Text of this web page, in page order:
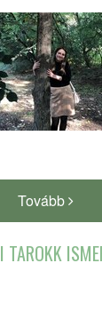
Tovább
TAROKK